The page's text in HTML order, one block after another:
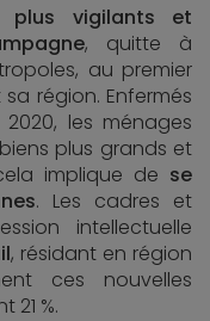
plus vigilants et
, quitte à
au premier
région. Enfermés
les ménages
plus grands et
implique de se
. Les cadres et
intellectuelle
, résidant en région
ces nouvelles
21 %.